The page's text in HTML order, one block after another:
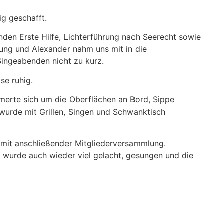
geschafft.
Erste Hilfe, Lichterführung nach Seerecht sowie
und Alexander nahm uns mit in die
nicht zu kurz.
ruhig.
sich um die Oberflächen an Bord, Sippe
mit Grillen, Singen und Schwanktisch
anschließender Mitgliederversammlung.
auch wieder viel gelacht, gesungen und die